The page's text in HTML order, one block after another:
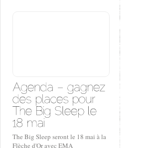
The Big Sleep seront le 18 mai à la
Flèche d'Or avec EMA